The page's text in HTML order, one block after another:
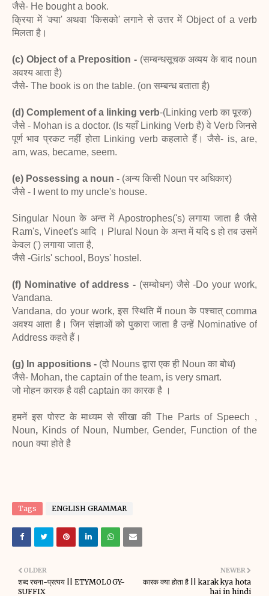
जैसे- He bought a book.
क्रिया में 'क्या' अथवा 'किसको' लगाने से उत्तर में Object of a verb
मिलता है।
(c) Object of a Preposition - (सम्बन्धसूचक अव्यय के बाद noun
अवश्य आता है)
जैसे- The book is on the table. (on सम्बन्ध बताता है)
(d) Complement of a linking verb-(Linking verb का पूरक)
जैसे - Mohan is a doctor. (Is यहाँ Linking Verb है) वे Verb जिनसे
पूर्ण भाव प्रकट नहीं होता Linking verb कहलाते हैं। जैसे- is, are,
am, was, became, seem.
(e) Possessing a noun - (अन्य किसी Noun पर अधिकार)
जैसे - I went to my uncle's house.
Singular Noun के अन्त में Apostrophes('s) लगाया जाता है जैसे
Ram's, Vineet's आदि । Plural Noun के अन्त में यदि s हो तब उसमें
केवल (') लगाया जाता है,
जैसे -Girls' school, Boys' hostel.
(f) Nominative of address - (सम्बोधन) जैसे -Do your work,
Vandana.
Vandana, do your work, इस स्थिति में noun के पश्चात् comma
अवश्य आता है। जिन संज्ञाओं को पुकारा जाता है उन्हें Nominative of
Address कहते हैं।
(g) In appositions - (दो Nouns द्वारा एक ही Noun का बोध)
जैसे- Mohan, the captain of the team, is very smart.
जो मोहन कारक है वही captain का कारक है ।
हमनें इस पोस्ट के माध्यम से सीखा की The Parts of Speech ,
Noun, Kinds of Noun, Number, Gender, Function of the
noun क्या होते है
Tags ENGLISH GRAMMAR
NEWER
कारक क्या होता है || karak kya hota
hai in hindi
OLDER
शब्द रचना-प्रत्यय || ETYMOLOGY-
SUFFIX